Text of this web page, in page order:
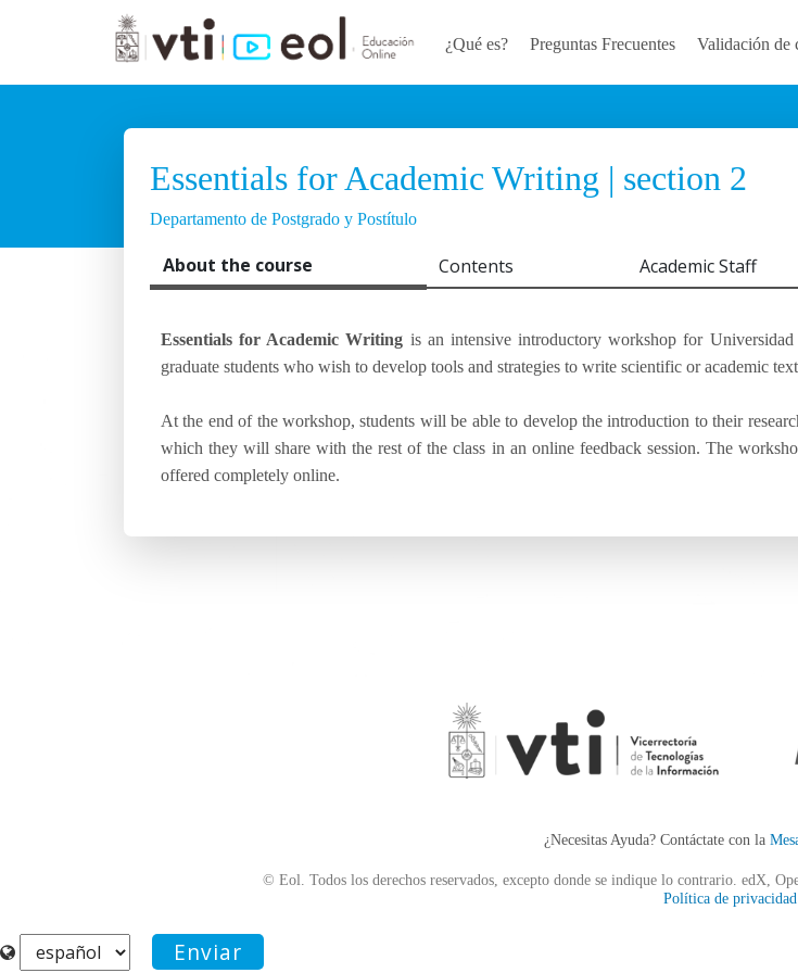
¿Qué es? Preguntas Frecuentes Validación de
Essentials for Academic Writing | section 2
Departamento de Postgrado y Postítulo
About the course Contents Academic Staff
Essentials for Academic Writing is an intensive introductory workshop for
graduate students who wish to develop tools and strategies to write scientific or academic
At the end of the workshop, students will be able to develop the introduction to their
which they will share with the rest of the class in an online feedback session. The
offered completely online.
¿Necesitas Ayuda? Contáctate con la
© Eol. Todos los derechos reservados, excepto donde se indique lo contrario. edX,
Política de privacidad
Seleccionar
Enviar